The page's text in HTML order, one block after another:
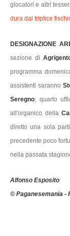
giocatori e altri
dura dal triplice
DESIGNAZIONE
sezione di
programma
assistenti saranno
Seregno; quarto
all'organico della
diretto una sola
precedente poco
nella passata
Alfonso Esposito
© Paganesemania -